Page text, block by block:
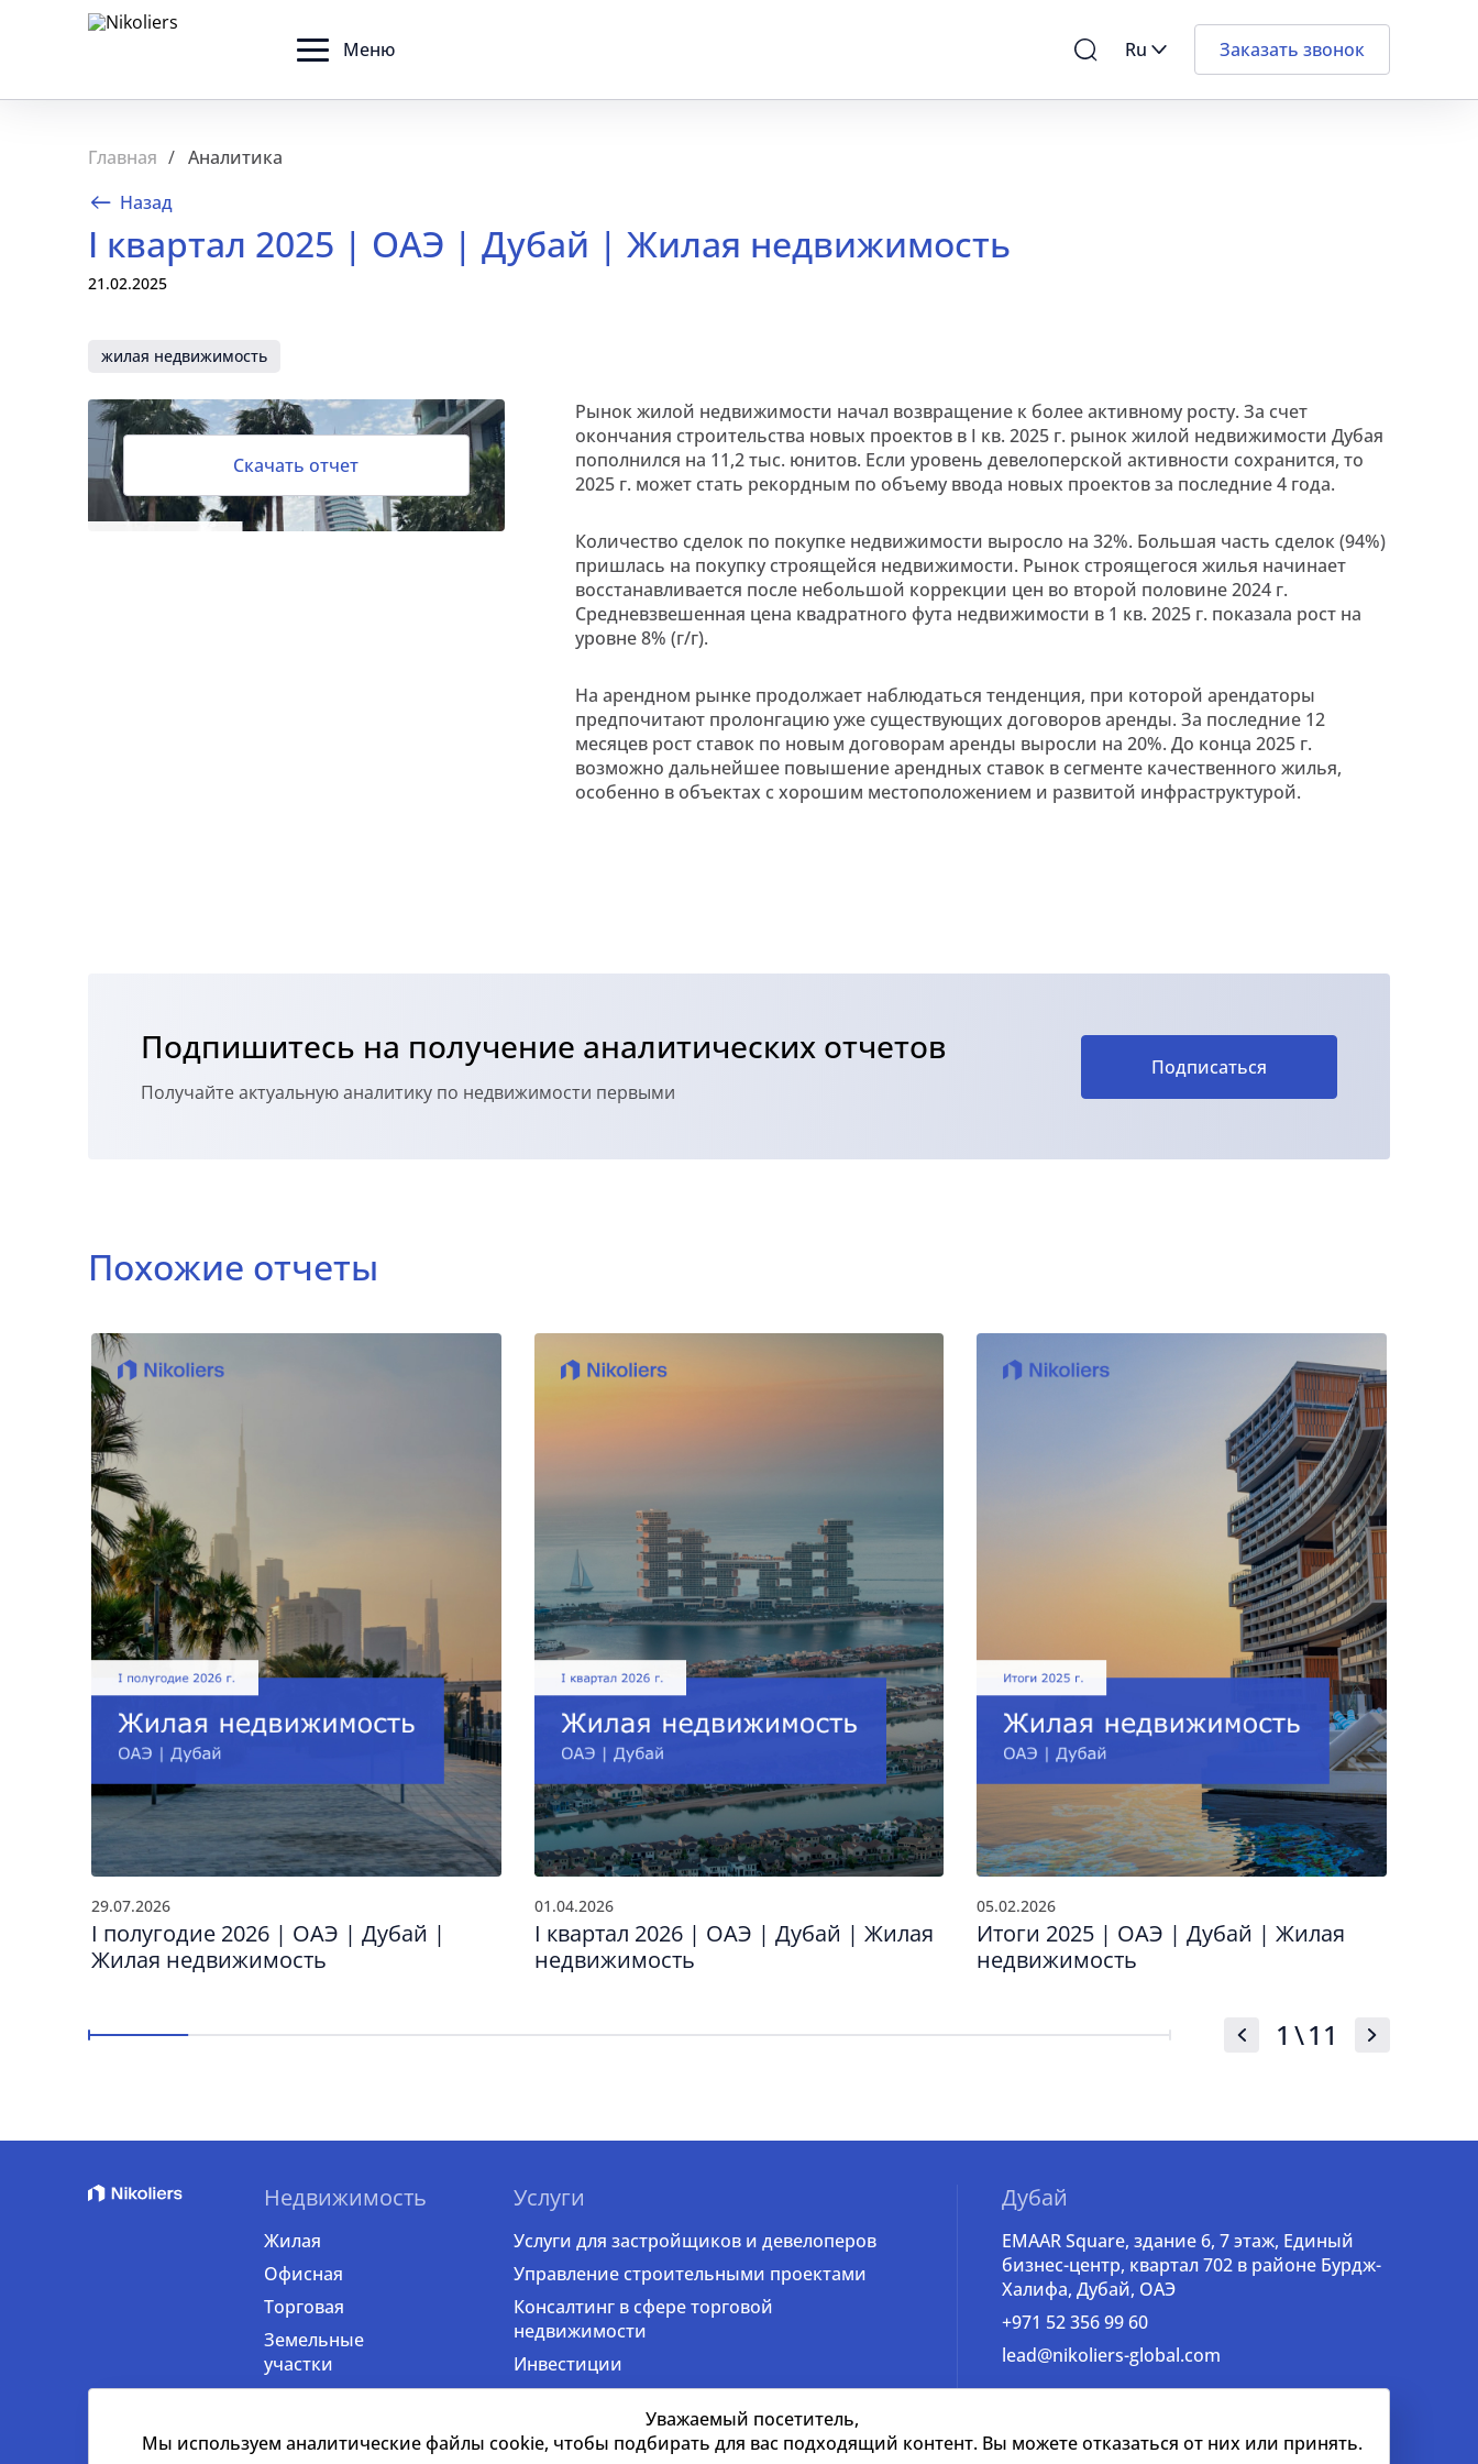
Меню Ru Заказать звонок
Главная
Аналитика
Назад
I квартал 2025 | ОАЭ | Дубай | Жилая недвижимость
21.02.2025
жилая недвижимость
Скачать отчет
Рынок жилой недвижимости начал возвращение к более активному росту. За счет
окончания строительства новых проектов в I кв. 2025 г. рынок жилой недвижимости Дубая
пополнился на 11,2 тыс. юнитов. Если уровень девелоперской активности сохранится, то
2025 г. может стать рекордным по объему ввода новых проектов за последние 4 года.
Количество сделок по покупке недвижимости выросло на 32%. Большая часть сделок (94%)
пришлась на покупку строящейся недвижимости. Рынок строящегося жилья начинает
восстанавливается после небольшой коррекции цен во второй половине 2024 г.
Средневзвешенная цена квадратного фута недвижимости в 1 кв. 2025 г. показала рост на
уровне 8% (г/г).
На арендном рынке продолжает наблюдаться тенденция, при которой арендаторы
предпочитают пролонгацию уже существующих договоров аренды. За последние 12
месяцев рост ставок по новым договорам аренды выросли на 20%. До конца 2025 г.
возможно дальнейшее повышение арендных ставок в сегменте качественного жилья,
особенно в объектах с хорошим местоположением и развитой инфраструктурой.
Подпишитесь на получение аналитических отчетов
Получайте актуальную аналитику по недвижимости первыми
Подписаться
Похожие отчеты
29.07.2026
I полугодие 2026 | ОАЭ | Дубай |
Жилая недвижимость
01.04.2026
I квартал 2026 | ОАЭ | Дубай | Жилая
недвижимость
05.02.2026
Итоги 2025 | ОАЭ | Дубай | Жилая
недвижимость
1 \11
Недвижимость
Жилая
Офисная
Торговая
Земельные
участки
Услуги
Услуги для застройщиков и девелоперов
Управление строительными проектами
Консалтинг в сфере торговой
недвижимости
Инвестиции
Оценка недвижимости и бизнеса
Аналитика
Дубай
EMAAR Square, здание 6, 7 этаж, Единый
бизнес-центр, квартал 702 в районе Бурдж-
Халифа, Дубай, ОАЭ
+971 52 356 99 60
lead@nikoliers-global.com
Уважаемый посетитель,
Мы используем аналитические файлы cookie, чтобы подбирать для вас подходящий контент. Вы можете отказаться от них или принять.